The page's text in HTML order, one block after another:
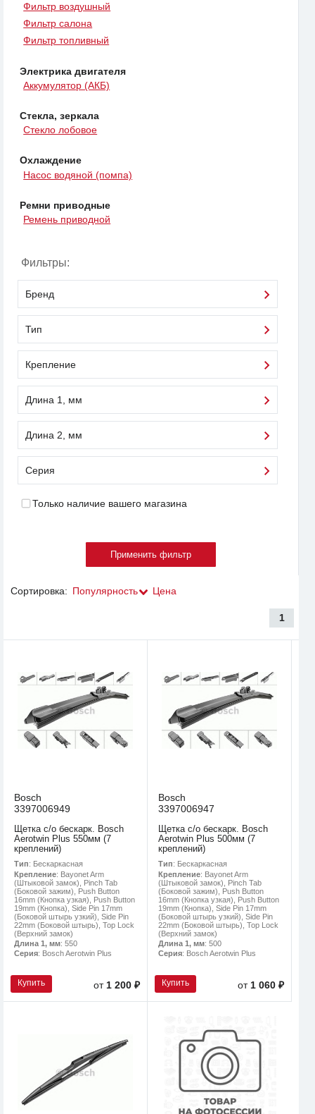
Фильтр воздушный
Фильтр салона
Фильтр топливный
Электрика двигателя
Аккумулятор (АКБ)
Стекла, зеркала
Стекло лобовое
Охлаждение
Насос водяной (помпа)
Ремни приводные
Ремень приводной
Фильтры:
Бренд
Тип
Крепление
Длина 1, мм
Длина 2, мм
Серия
Только наличие вашего магазина
Сортировка: Популярность Цена
1
Bosch
3397006949
Щетка с/о бескарк. Bosch
Aerotwin Plus 550мм (7
креплений)
Тип: Бескаркасная
Крепление: Bayonet Arm
(Штыковой замок), Pinch Tab
(Боковой зажим), Push Button
16mm (Кнопка узкая), Push Button
19mm (Кнопка), Side Pin 17mm
(Боковой штырь узкий), Side Pin
22mm (Боковой штырь), Top Lock
(Верхний замок)
Длина 1, мм: 550
Серия: Bosch Aerotwin Plus
Купить от 1 200 ₽
Bosch
3397006947
Щетка с/о бескарк. Bosch
Aerotwin Plus 500мм (7
креплений)
Тип: Бескаркасная
Крепление: Bayonet Arm
(Штыковой замок), Pinch Tab
(Боковой зажим), Push Button
16mm (Кнопка узкая), Push Button
19mm (Кнопка), Side Pin 17mm
(Боковой штырь узкий), Side Pin
22mm (Боковой штырь), Top Lock
(Верхний замок)
Длина 1, мм: 500
Серия: Bosch Aerotwin Plus
Купить от 1 060 ₽